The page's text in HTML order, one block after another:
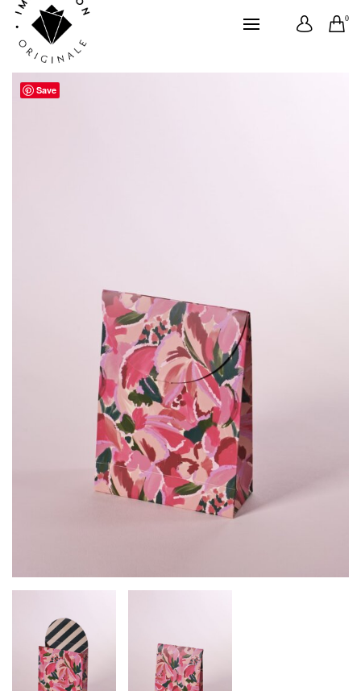
0
Save